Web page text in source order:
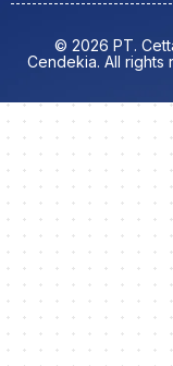
© 2026 PT.
Cendekia. All rights